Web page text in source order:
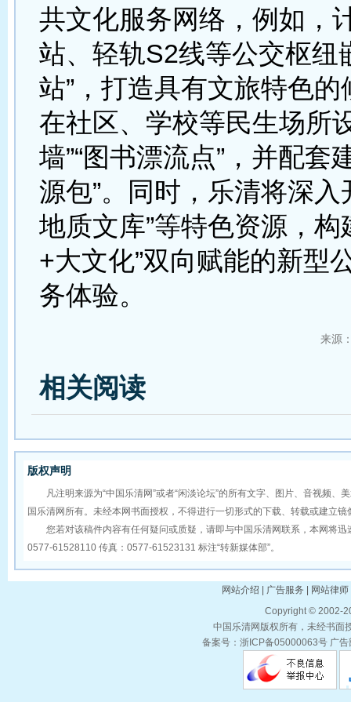
共文化服务网络，例如，
站、轻轨S2线等公交枢纽
站”，打造具有文旅特色的
在社区、学校等民生场所
墙”“图书漂流点”，并配套
源包”。同时，乐清将深入
地质文库”等特色资源，构
+大文化”双向赋能的新型
务体验。
来源
相关阅读
版权声明
凡注明来源为“中国乐清网”或者“闲淡论坛”的所有文字、图片、音视频、
国乐清网所有。未经本网书面授权，不得进行一切形式的下载、转载或建立镜
您若对该稿件内容有任何疑问或质疑，请即与中国乐清网联系，本网将迅
0577-61528110 传真：0577-61523131 标注“转新媒体部”。
网站介绍 | 广告服务 | 网站律
Copyright © 2002-
中国乐清网版权所有，未经书面
备案号：浙ICP备05000063号 广